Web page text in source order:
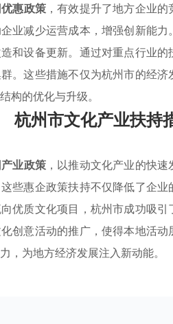
优惠政策，有效提升了地方企业的
业减少运营成本，增强创新能
和设备更新。通过对重点行业
。这些措施不仅为杭州市的经
构的优化与升级。
杭州市文化产业扶持
产业政策，以推动文化产业的快
些惠企政策扶持不仅降低了企
优质文化项目，杭州市成功吸
创意活动的推广，使得本地活
，为地方经济发展注入新动能。